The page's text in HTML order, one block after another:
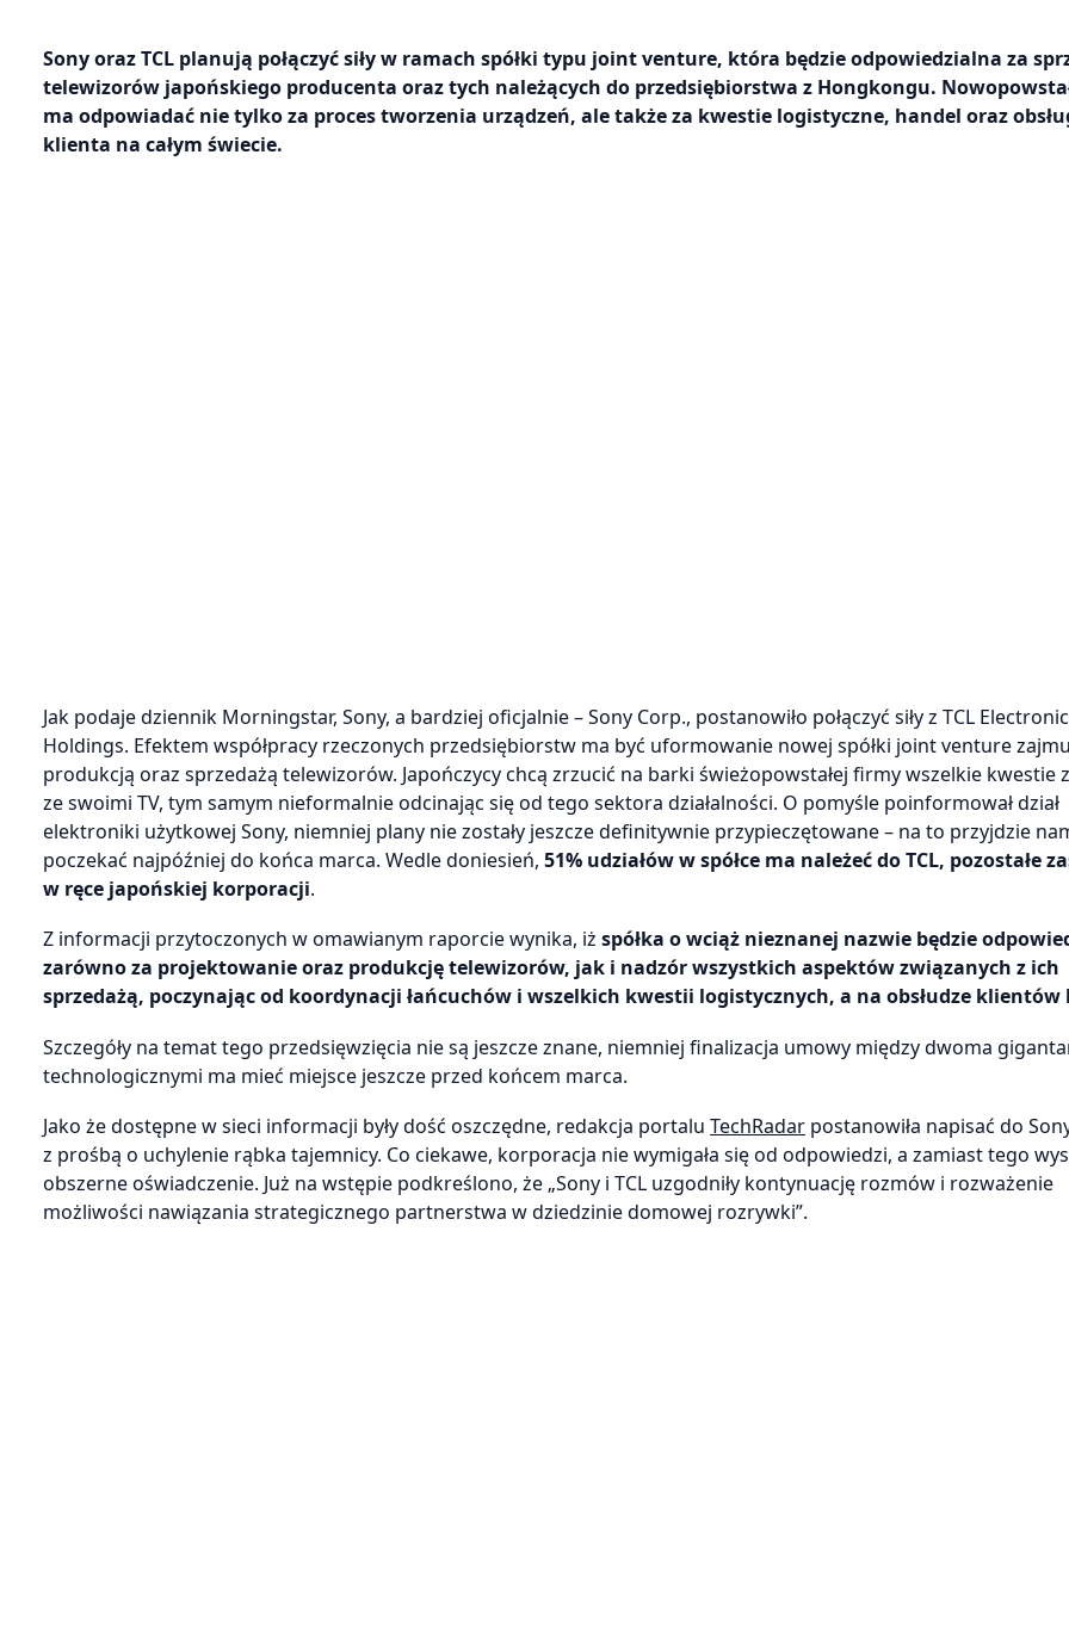
Sony oraz TCL planują połączyć siły w ramach spółki typu joint venture, która będzie odpowiedzialna za
telewizorów japońskiego producenta oraz tych należących do przedsiębiorstwa z Hongkongu.
ma odpowiadać nie tylko za proces tworzenia urządzeń, ale także za kwestie logistyczne, handel oraz
klienta na całym świecie.
Jak podaje dziennik Morningstar, Sony, a bardziej oficjalnie – Sony Corp., postanowiło połączyć siły z TCL
Holdings. Efektem współpracy rzeczonych przedsiębiorstw ma być uformowanie nowej spółki joint venture
produkcją oraz sprzedażą telewizorów. Japończycy chcą zrzucić na barki świeżopowstałej firmy wszelkie kwestie
ze swoimi TV, tym samym nieformalnie odcinając się od tego sektora działalności. O pomyśle poinformował dział
elektroniki użytkowej Sony, niemniej plany nie zostały jeszcze definitywnie przypieczętowane – na to przyjdzie
poczekać najpóźniej do końca marca. Wedle doniesień, 51% udziałów w spółce ma należeć do TCL, pozostałe
w ręce japońskiej korporacji.
Z informacji przytoczonych w omawianym raporcie wynika, iż spółka o wciąż nieznanej nazwie będzie
zarówno za projektowanie oraz produkcję telewizorów, jak i nadzór wszystkich aspektów związanych z ich
sprzedażą, poczynając od koordynacji łańcuchów i wszelkich kwestii logistycznych, a na obsłudze klientów
Szczegóły na temat tego przedsięwzięcia nie są jeszcze znane, niemniej finalizacja umowy między dwoma
technologicznymi ma mieć miejsce jeszcze przed końcem marca.
Jako że dostępne w sieci informacji były dość oszczędne, redakcja portalu TechRadar postanowiła napisać do
z prośbą o uchylenie rąbka tajemnicy. Co ciekawe, korporacja nie wymigała się od odpowiedzi, a zamiast tego
obszerne oświadczenie. Już na wstępie podkreślono, że „Sony i TCL uzgodniły kontynuację rozmów i rozważenie
możliwości nawiązania strategicznego partnerstwa w dziedzinie domowej rozrywki”.